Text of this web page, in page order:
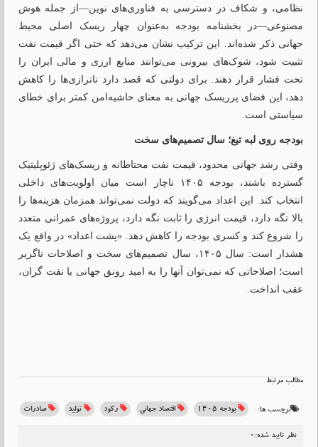
نظامی، و شکاف در دسترسی به فناوری‌های نوین—از جمله هوش
مصنوعی—در بخشنامه بودجه به‌عنوان چهار ریسک اصلی محیط
جهانی ذکر شده‌اند. این ترکیب نشان می‌دهد که حتی اگر قیمت نفت
تثبیت شود، شوک‌های بیرونی می‌توانند منابع ارزی و مالی ایران را
تحت فشار قرار دهند. برای دولتی که قصد دارد ناترازی‌ها را کاهش
دهد، این فضای پرریسک جهانی به معنای حاشیه‌امن کمتر برای خطای
سیاستی است.
بودجه روی لبه تیغ؛ سال تصمیم‌های سخت
وقتی رشد جهانی محدود، قیمت نفت محتاطانه و ریسک‌های ژئوپلیتیک
گسترده باشند، بودجه ۱۴۰۵ ناچار است میان اولویت‌های داخلی
انتخاب کند. این اعداد می‌گویند که دولت نمی‌تواند همزمان هزینه‌ها را
بالا نگه دارد، قیمت انرژی را ثابت نگه دارد، پروژه‌های عمرانی متعدد
را شروع کند و کسری بودجه را کاهش دهد. «پشت اعداد» در واقع یک
هشدار است: سال ۱۴۰۵، سال تصمیم‌های سخت و اصلاحات ناگزیر
است؛ اصلاحاتی که نمی‌توان آنها را به امید رونق جهانی یا نفت گران،
عقب انداخت.
مطالب مرتبط
برچسب ها: بودجه ۱۴۰۵ اقتصاد جهانی رکود تولید صادرات
نظر تایید شده:0